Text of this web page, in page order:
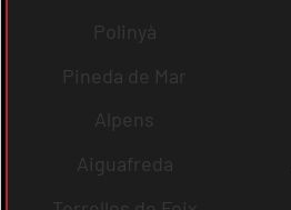
Polinyà
Pineda de Mar
Alpens
Aiguafreda